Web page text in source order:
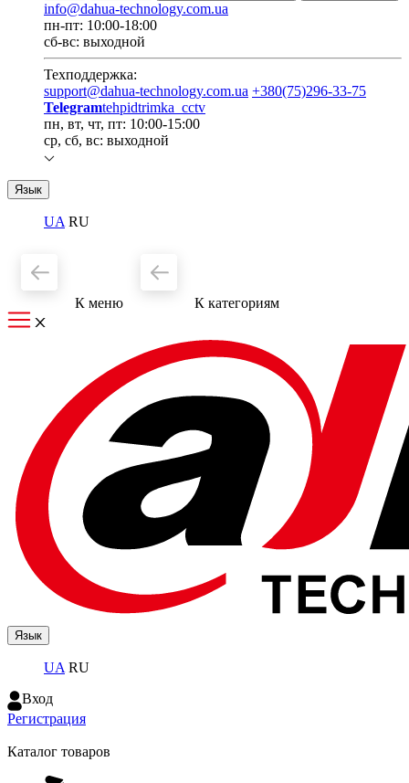
info@dahua-technology.com.ua
пн-пт: 10:00-18:00
сб-вс: выходной
Техподдержка:
support@dahua-technology.com.ua +380(75)296-33-75
Telegramtehpidtrimka_cctv
пн, вт, чт, пт: 10:00-15:00
ср, сб, вс: выходной
Язык
UA RU
К меню К категориям
Язык
UA RU
Вход
Регистрация
Каталог товаров